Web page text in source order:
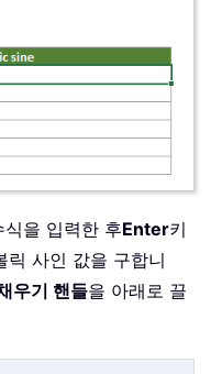
을 입력한 후Enter키
릭 사인 값을 구합니
우기 핸들을 아래로 끌